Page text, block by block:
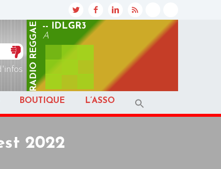
RADIO
REGGAE
-- IDLGR3
A
BOUTIQUE L’ASSO
2022